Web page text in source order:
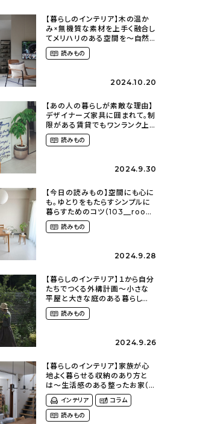
【暮らしのインテリア】木の温か
み×無機質な素材を上手く融合し
てメリハリのある空間を〜自然
に囲まれて暮らす（ki_no_ieさ
ん） 読みもの
2024.10.20
【あの人の暮らしが素敵な理由】
デザイナーズ家具に囲まれて。制
限がある賃貸でもワンランク上
のお部屋に〜狭くても好きな暮
らしのこと（_____chika708さ
読みもの
2024.9.30
【今日の読みもの】空間にも心に
も。ゆとりをもたらすシンプルに
暮らすためのコツ（103__room
さん）
読みもの
2024.9.28
【暮らしのインテリア】１から自分
たちでつくる外構計画〜小さな
平屋と大きな庭のある暮らし
（tsumikiniwaさん）
読みもの
2024.9.26
【暮らしのインテリア】家族が心
地よく暮らせる収納のあり方と
は〜生活感のある整ったお家（
kaya___ieさん）
インテリア
コラム
読みもの